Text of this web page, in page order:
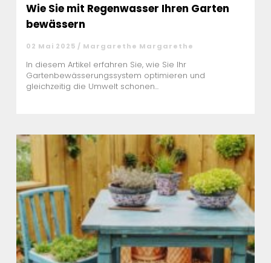
Wie Sie mit Regenwasser Ihren Garten
bewässern
02 Mai 2025 / Margarethe Margarethe
In diesem Artikel erfahren Sie, wie Sie Ihr
Gartenbewässerungssystem optimieren und
gleichzeitig die Umwelt schonen...